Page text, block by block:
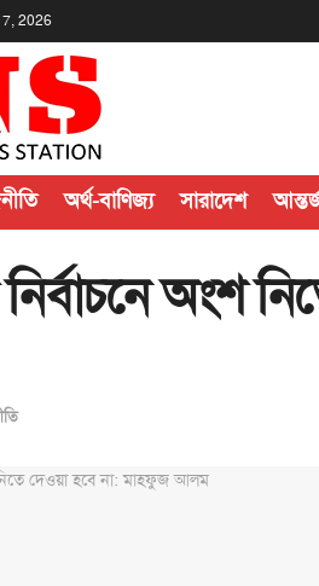
2026
অর্থ-বাণিজ্য সারাদেশ
অংশ